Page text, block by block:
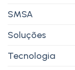
SMSA
Soluções
Tecnologia